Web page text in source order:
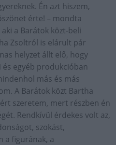
Én azt hiszem,
érte! – mondta
a Barátok közt-beli
Zsoltról is elárult pár
helyzet állt elő, hogy
egyéb produkcióban
más és más
A Barátok közt Bartha
szeretem, mert részben én
Rendkívül érdekes volt az,
szokást,
a figurának, a